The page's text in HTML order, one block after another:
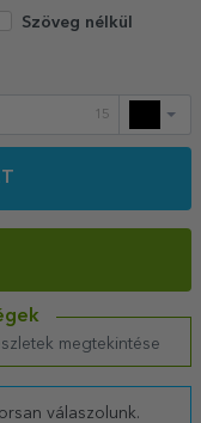
Szöveg nélkül
15
megtekintése
válaszolunk.